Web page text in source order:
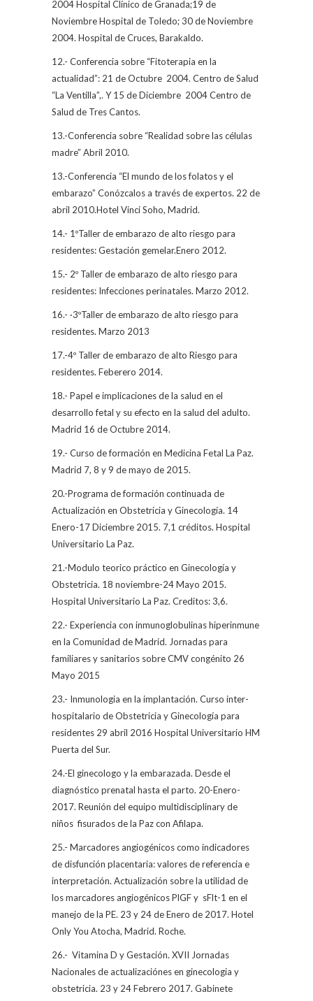
2004 Hospital Clínico de Granada;19 de
Noviembre Hospital de Toledo; 30 de Noviembre
2004. Hospital de Cruces, Barakaldo.
12.- Conferencia sobre “Fitoterapia en la
actualidad”: 21 de Octubre 2004. Centro de Salud
“La Ventilla”,. Y 15 de Diciembre 2004 Centro de
Salud de Tres Cantos.
13.-Conferencia sobre “Realidad sobre las células
madre” Abril 2010.
13.-Conferencia “El mundo de los folatos y el
embarazo” Conózcalos a través de expertos. 22 de
abril 2010.Hotel Vinci Soho, Madrid.
14.- 1ºTaller de embarazo de alto riesgo para
residentes: Gestación gemelar.Enero 2012.
15.- 2º Taller de embarazo de alto riesgo para
residentes: Infecciones perinatales. Marzo 2012.
16.- ·3ºTaller de embarazo de alto riesgo para
residentes. Marzo 2013
17.-4º Taller de embarazo de alto Riesgo para
residentes. Feberero 2014.
18.- Papel e implicaciones de la salud en el
desarrollo fetal y su efecto en la salud del adulto.
Madrid 16 de Octubre 2014.
19.- Curso de formación en Medicina Fetal La Paz.
Madrid 7, 8 y 9 de mayo de 2015.
20.-Programa de formación continuada de
Actualización en Obstetricia y Ginecología. 14
Enero-17 Diciembre 2015. 7,1 créditos. Hospital
Universitario La Paz.
21.-Modulo teorico práctico en Ginecología y
Obstetricia. 18 noviembre-24 Mayo 2015.
Hospital Universitario La Paz. Creditos: 3,6.
22.- Experiencia con inmunoglobulinas hiperinmune
en la Comunidad de Madrid. Jornadas para
familiares y sanitarios sobre CMV congénito 26
Mayo 2015
23.- Inmunologia en la implantación. Curso inter-
hospitalario de Obstetricia y Ginecología para
residentes 29 abril 2016 Hospital Universitario HM
Puerta del Sur.
24.-El ginecologo y la embarazada. Desde el
diagnóstico prenatal hasta el parto. 20-Enero-
2017. Reunión del equipo multidisciplinary de
niños fisurados de la Paz con Afilapa.
25.- Marcadores angiogénicos como indicadores
de disfunción placentaria: valores de referencia e
interpretación. Actualización sobre la utilidad de
los marcadores angiogénicos PlGF y sFlt-1 en el
manejo de la PE. 23 y 24 de Enero de 2017. Hotel
Only You Atocha, Madrid. Roche.
26.- Vitamina D y Gestación. XVII Jornadas
Nacionales de actualizaciónes en ginecologia y
obstetricia. 23 y 24 Febrero 2017. Gabinete